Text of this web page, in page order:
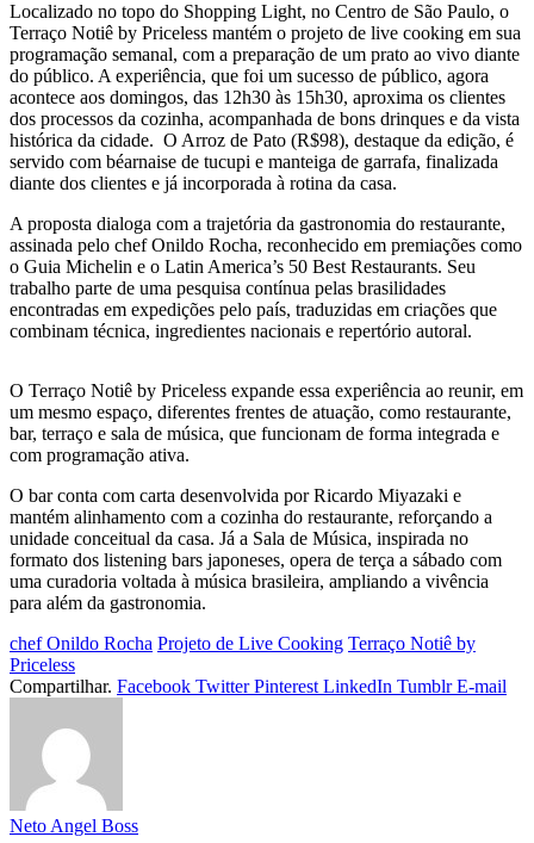
Localizado no topo do Shopping Light, no Centro de São Paulo, o
Terraço Notiê by Priceless mantém o projeto de live cooking em sua
programação semanal, com a preparação de um prato ao vivo diante
do público. A experiência, que foi um sucesso de público, agora
acontece aos domingos, das 12h30 às 15h30, aproxima os clientes
dos processos da cozinha, acompanhada de bons drinques e da vista
histórica da cidade. O Arroz de Pato (R$98), destaque da edição, é
servido com béarnaise de tucupi e manteiga de garrafa, finalizada
diante dos clientes e já incorporada à rotina da casa.
A proposta dialoga com a trajetória da gastronomia do restaurante,
assinada pelo chef Onildo Rocha, reconhecido em premiações como
o Guia Michelin e o Latin America’s 50 Best Restaurants. Seu
trabalho parte de uma pesquisa contínua pelas brasilidades
encontradas em expedições pelo país, traduzidas em criações que
combinam técnica, ingredientes nacionais e repertório autoral.
O Terraço Notiê by Priceless expande essa experiência ao reunir, em
um mesmo espaço, diferentes frentes de atuação, como restaurante,
bar, terraço e sala de música, que funcionam de forma integrada e
com programação ativa.
O bar conta com carta desenvolvida por Ricardo Miyazaki e
mantém alinhamento com a cozinha do restaurante, reforçando a
unidade conceitual da casa. Já a Sala de Música, inspirada no
formato dos listening bars japoneses, opera de terça a sábado com
uma curadoria voltada à música brasileira, ampliando a vivência
para além da gastronomia.
chef Onildo Rocha Projeto de Live Cooking Terraço Notiê by
Priceless
Compartilhar. Facebook Twitter Pinterest LinkedIn Tumblr E-mail
Neto Angel Boss